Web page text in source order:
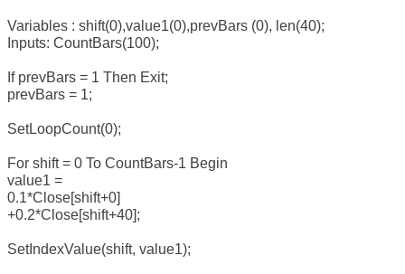
Variables : shift(0),value1(0),prevBars (0), len(40);
Inputs: CountBars(100);
If prevBars = 1 Then Exit;
prevBars = 1;
SetLoopCount(0);
For shift = 0 To CountBars-1 Begin
value1 =
0.1*Close[shift+0]
+0.2*Close[shift+40];
SetIndexValue(shift, value1);